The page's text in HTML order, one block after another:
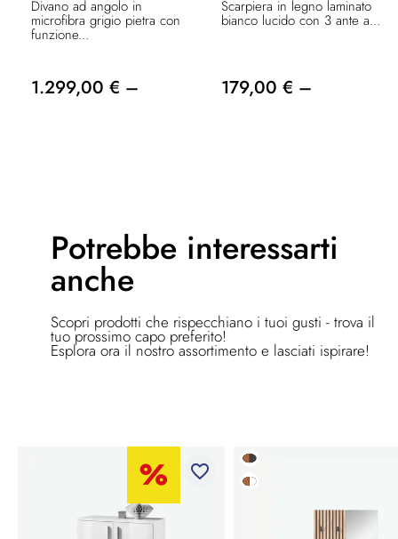
Divano ad angolo in
microfibra grigio pietra con
funzione...
1.299,00 € –
Scarpiera in legno laminato
bianco lucido con 3 ante a...
179,00 € –
Potrebbe interessarti
anche
Scopri prodotti che rispecchiano i tuoi gusti - trova il
tuo prossimo capo preferito!
Esplora ora il nostro assortimento e lasciati ispirare!
favorite_border